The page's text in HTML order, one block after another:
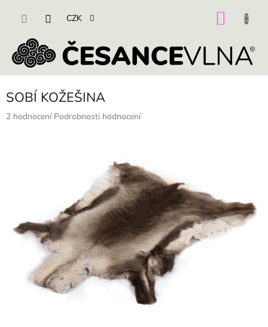
CZK
SOBÍ KOŽEŠINA
Průměrné
2 hodnocení Podrobnosti hodnocení